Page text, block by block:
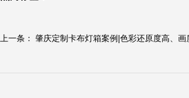
上一条： 肇庆定制卡布灯箱案例|色彩还原度高、画